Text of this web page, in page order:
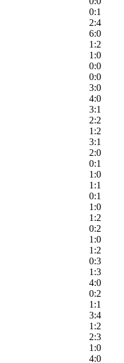
0:1
2:4
6:0
1:2
1:0
0:0
0:0
3:0
4:0
3:1
2:2
1:2
3:1
2:0
0:1
1:0
1:1
0:1
1:0
1:2
0:2
1:0
1:2
0:3
1:3
4:0
0:2
1:1
3:4
1:2
2:3
1:0
4:0